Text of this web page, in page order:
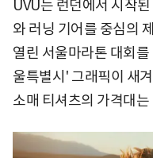
UVU는 런던에서 시작
와 러닝 기어를 중심의
열린 서울마라톤 대회
울특별시' 그래픽이 새
소매 티셔츠의 가격대